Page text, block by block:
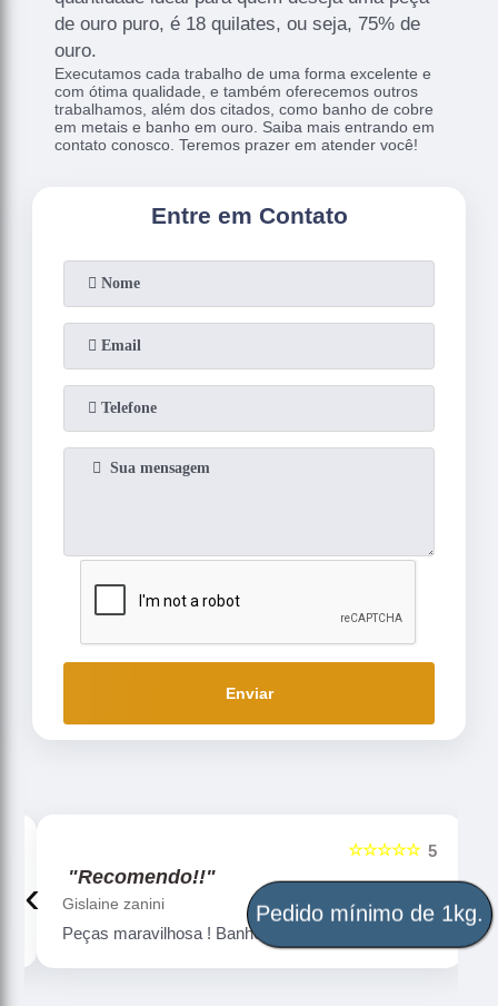
de ouro puro, é 18 quilates, ou seja, 75% de
ouro.
Executamos cada trabalho de uma forma excelente e
com ótima qualidade, e também oferecemos outros
trabalhamos, além dos citados, como banho de cobre
em metais e banho em ouro. Saiba mais entrando em
contato conosco. Teremos prazer em atender você!
Entre em Contato
Enviar
5
☆☆☆☆☆
"Recomendo!!"
Gislaine zanini
Peças maravilhosa ! Banho de confiança
‹ ›
Pedido mínimo de 1kg.